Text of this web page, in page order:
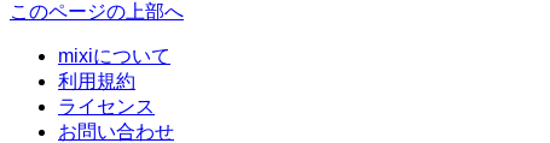
このページの上部へ
mixiについて
利用規約
ライセンス
お問い合わせ